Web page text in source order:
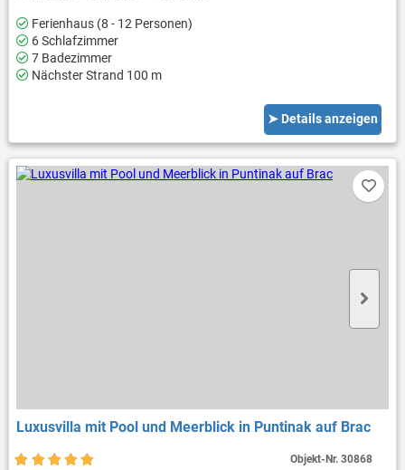
Ferienhaus (8 - 12 Personen)
6 Schlafzimmer
7 Badezimmer
Nächster Strand 100 m
➤ Details anzeigen
Luxusvilla mit Pool und Meerblick in Puntinak auf Brac
Objekt-Nr.30868